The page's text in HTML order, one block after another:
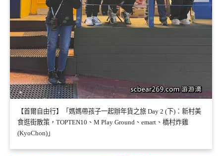
【首爾自由行】「媽媽帶孩子一起辦年貨之旅 Day 2 (下)：新村美
食逛街散策，TOPTEN10、M Play Ground、emart、橋村炸雞
(KyoChon)」